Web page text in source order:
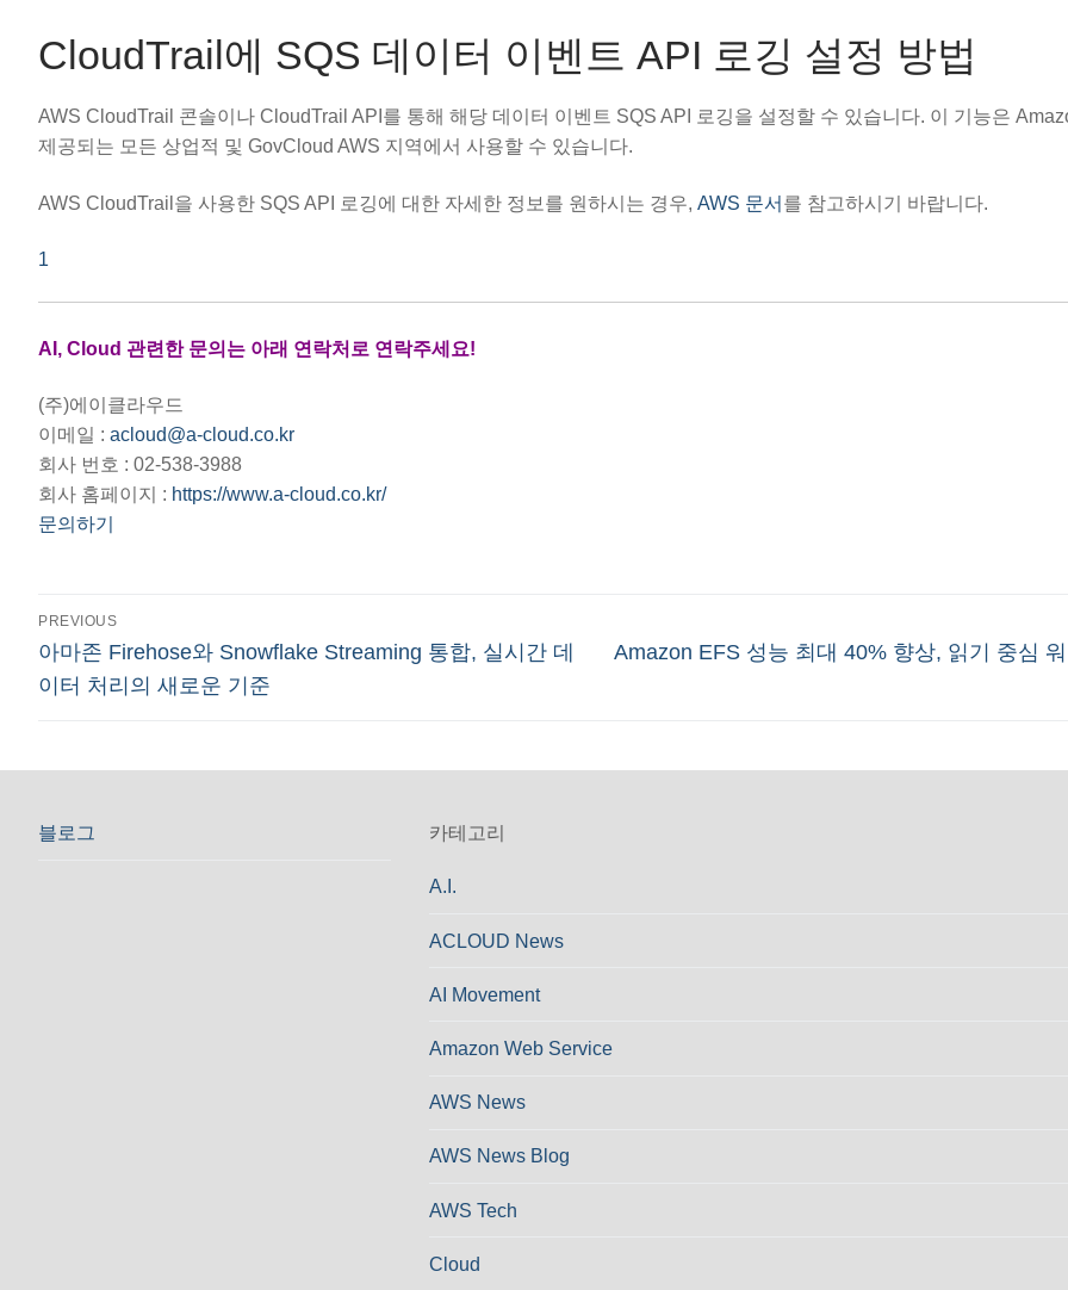
CloudTrail에 SQS 데이터 이벤트 API 로깅 설정 방법
AWS CloudTrail 콘솔이나 CloudTrail API를 통해 해당 데이터 이벤트 SQS API 로깅을 설정할 수 있습니다. 이 기능은
제공되는 모든 상업적 및 GovCloud AWS 지역에서 사용할 수 있습니다.
AWS CloudTrail을 사용한 SQS API 로깅에 대한 자세한 정보를 원하시는 경우, AWS 문서 를 참고하시기 바랍니다.
1
AI, Cloud 관련한 문의는 아래 연락처로 연락주세요!
(주)에이클라우드
이메일 : acloud@a-cloud.co.kr
회사 번호 : 02-538-3988
회사 홈페이지 : https://www.a-cloud.co.kr/
문의하기
글
탐
색
PREVIOUS
Previous
post:
아마존 Firehose와 Snowflake Streaming 통합, 실시간 데
이터 처리의 새로운 기준
Next
Amazon EFS 성능 최대 40% 향상, 읽기 중심
블로그 카테고리
A.I.
ACLOUD News
AI Movement
Amazon Web Service
AWS News
AWS News Blog
AWS Tech
Cloud